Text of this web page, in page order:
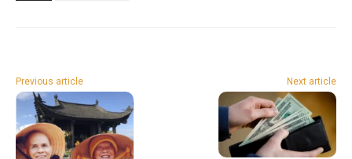
Previous article Next article